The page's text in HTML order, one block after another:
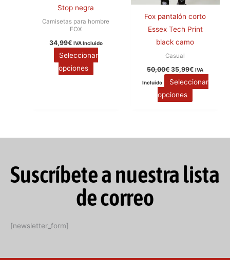
Stop negra
Camisetas para hombre
FOX
34,99€ IVA Incluido
Seleccionar
opciones
Fox pantalón corto
Essex Tech Print
black camo
Casual
50,00€ 35,99€ IVA
Incluido
Seleccionar
opciones
Suscríbete a nuestra lista
de correo
[newsletter_form]